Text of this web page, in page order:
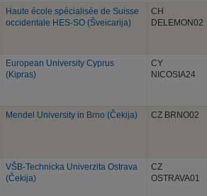
Haute école spécialisée de Suisse
occidentale HES-SO (Šveicarija)
CH
DELEMON02
European University Cyprus
(Kipras)
CY
NICOSIA24
Mendel University in Brno (Čekija) CZ BRNO02
VŠB-Technicka Univerzita Ostrava
(Čekija)
CZ
OSTRAVA01